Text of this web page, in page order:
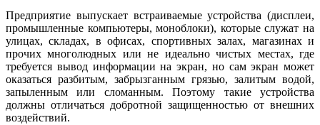
Предприятие выпускает встраиваемые устройства (дисплеи,
промышленные компьютеры, моноблоки), которые служат на
улицах, складах, в офисах, спортивных залах, магазинах и
прочих многолюдных или не идеально чистых местах, где
требуется вывод информации на экран, но сам экран может
оказаться разбитым, забрызганным грязью, залитым водой,
запыленным или сломанным. Поэтому такие устройства
должны отличаться добротной защищенностью от внешних
воздействий.